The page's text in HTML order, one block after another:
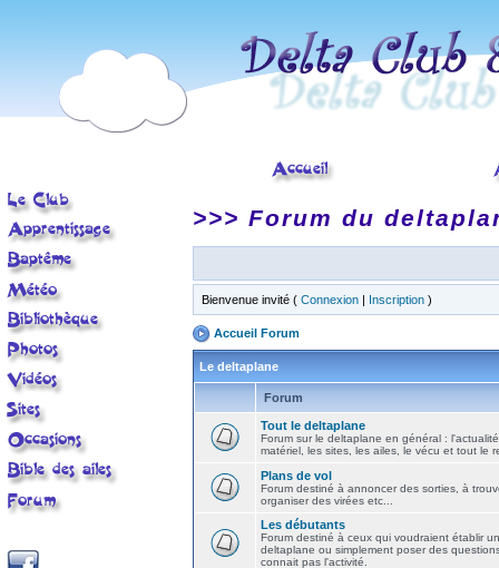
>>> Forum du
Bienvenue invité ( Connexion | Inscription )
Accueil Forum
Le deltaplane
Forum
Tout le deltaplane
Forum sur le deltaplane en général :
matériel, les sites, les ailes, le vécu et tout le
Plans de vol
Forum destiné à annoncer des sorties, à
organiser des virées etc...
Les débutants
Forum destiné à ceux qui voudraient établir
deltaplane ou simplement poser des
connait pas l'activité.